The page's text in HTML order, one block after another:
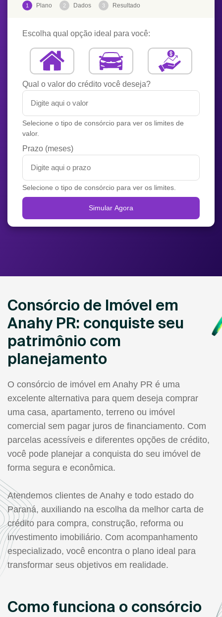
1 Plano 2 Dados 3 Resultado
Escolha qual opção ideal para você:
Qual o valor do crédito você deseja?
Selecione o tipo de consórcio para ver os limites de
valor.
Prazo (meses)
Selecione o tipo de consórcio para ver os limites.
Simular Agora
Consórcio de Imóvel em
Anahy PR: conquiste seu
patrimônio com
planejamento
O consórcio de imóvel em Anahy PR é uma
excelente alternativa para quem deseja comprar
uma casa, apartamento, terreno ou imóvel
comercial sem pagar juros de financiamento. Com
parcelas acessíveis e diferentes opções de crédito,
você pode planejar a conquista do seu imóvel de
forma segura e econômica.
Atendemos clientes de Anahy e todo estado do
Paraná, auxiliando na escolha da melhor carta de
crédito para compra, construção, reforma ou
investimento imobiliário. Com acompanhamento
especializado, você encontra o plano ideal para
transformar seus objetivos em realidade.
Como funciona o consórcio